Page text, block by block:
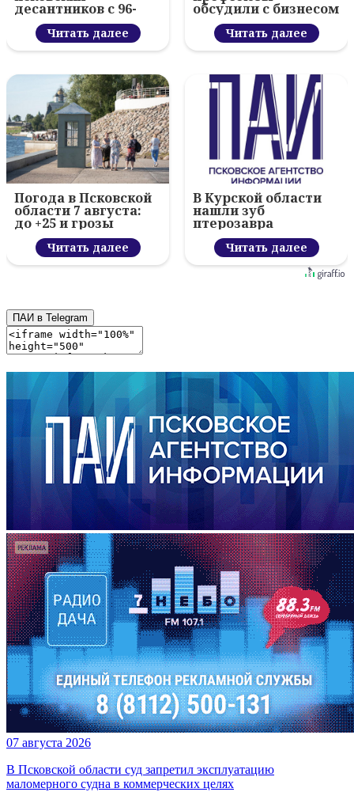
десантников с 96-
летием ВДВ и
вручил награды
Читать далее
обсудили с бизнесом
новый цифровой
проектЧитать далее
Погода в Псковской
области 7 августа:
до +25 и грозы
Читать далее
В Курской области
нашли зуб
птерозавра
Читать далее
ПАИ в Telegram
07 августа 2026
В Псковской области суд запретил эксплуатацию
маломерного судна в коммерческих целях